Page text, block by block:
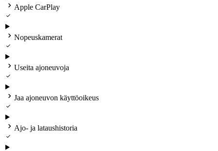
 Apple CarPlay

 Nopeuskamerat

 Useita ajoneuvoja

 Jaa ajoneuvon käyttöoikeus

 Ajo- ja lataushistoria
